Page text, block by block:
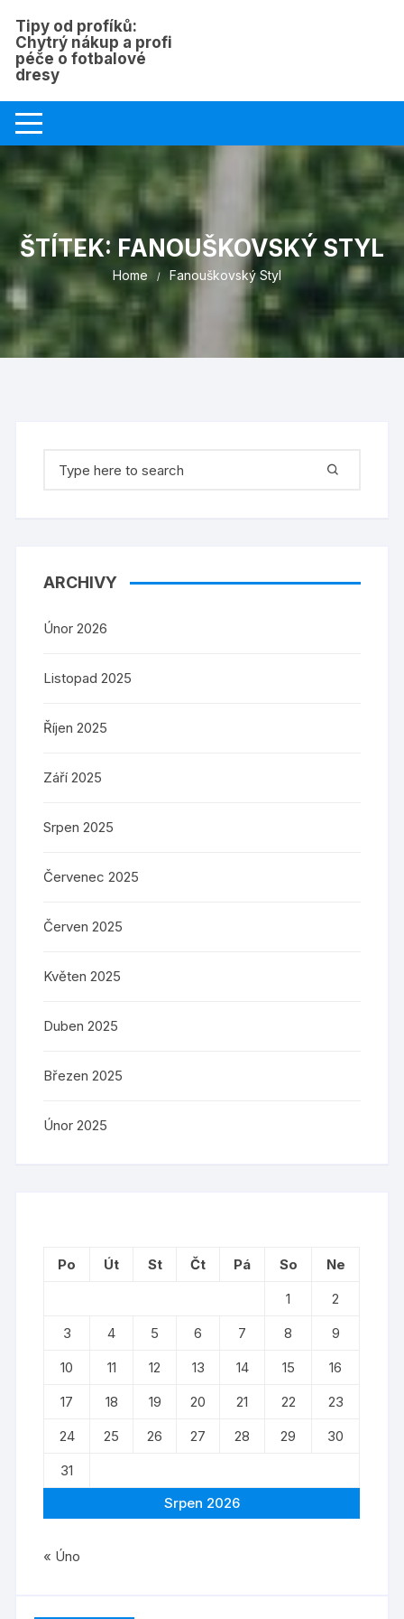
content
Tipy od profíků:
Chytrý nákup a profi
péče o fotbalové
dresy
ŠTÍTEK: FANOUŠKOVSKÝ STYL
Home Fanouškovský Styl
for:
ARCHIVY
Únor 2026
Listopad 2025
Říjen 2025
Září 2025
Srpen 2025
Červenec 2025
Červen 2025
Květen 2025
Duben 2025
Březen 2025
Únor 2025
Srpen 2026
Po Út St Čt Pá So
Ne
1
2
3
4 5 6 7 8
9
10
11 12 13 14 15
16
17
18 19 20 21 22
23
24
25 26 27 28 29
30
31
« Úno